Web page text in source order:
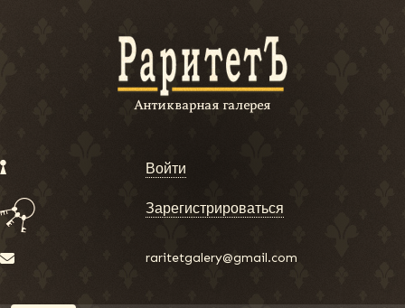
Войти
Зарегистрироваться
raritetgalery@gmail.com